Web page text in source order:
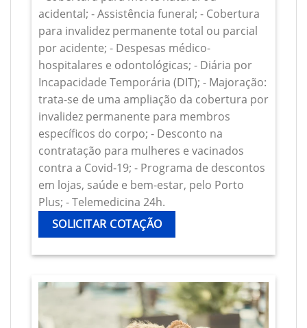
acidental; - Assistência funeral; - Cobertura
para invalidez permanente total ou parcial
por acidente; - Despesas médico-
hospitalares e odontológicas; - Diária por
Incapacidade Temporária (DIT); - Majoração:
trata-se de uma ampliação da cobertura por
invalidez permanente para membros
específicos do corpo; - Desconto na
contratação para mulheres e vacinados
contra a Covid-19; - Programa de descontos
em lojas, saúde e bem-estar, pelo Porto
Plus; - Telemedicina 24h.
SOLICITAR COTAÇÃO